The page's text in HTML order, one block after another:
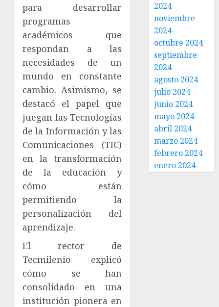
para desarrollar
programas
académicos que
respondan a las
necesidades de un
mundo en constante
cambio. Asimismo, se
destacó el papel que
juegan las Tecnologías
de la Información y las
Comunicaciones (TIC)
en la transformación
de la educación y
cómo están
permitiendo la
personalización del
aprendizaje.
El rector de
Tecmilenio explicó
cómo se han
consolidado en una
institución pionera en
2024
noviembre
2024
octubre 2024
septiembre
2024
agosto 2024
julio 2024
junio 2024
mayo 2024
abril 2024
marzo 2024
febrero 2024
enero 2024